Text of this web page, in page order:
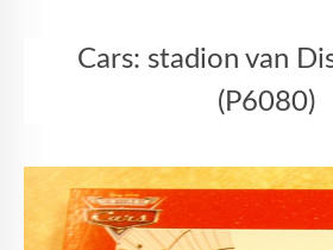
Speelgoed
Routebeschrijving
Contact
Cars: stadion van
(P6080)